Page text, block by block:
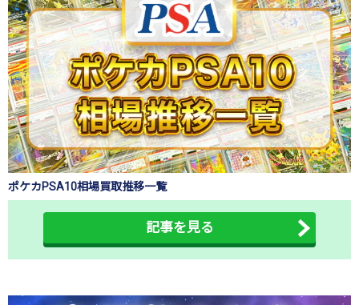
ポケカPSA10相場買取推移一覧
記事を見る